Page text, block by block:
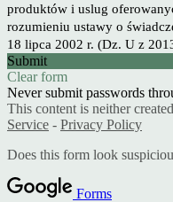
produktów i uslug
rozumieniu ustawy o
18 lipca 2002 r. (Dz. U z
Submit
Clear form
Never submit passwords
This content is neither
Service - Privacy Policy
Does this form look
Forms